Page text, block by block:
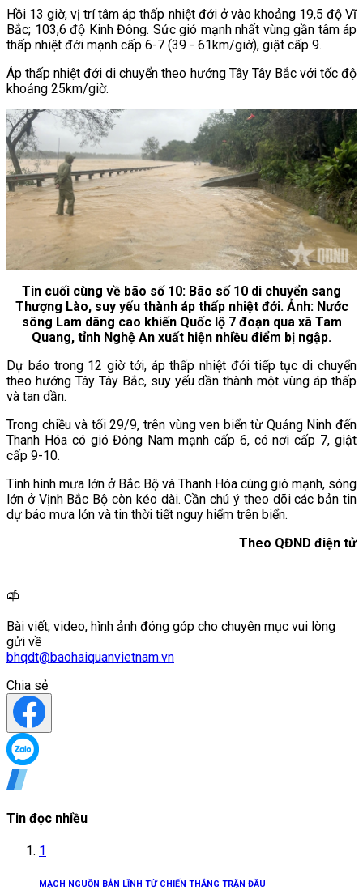
Hồi 13 giờ, vị trí tâm áp thấp nhiệt đới ở vào khoảng 19,5 độ Vĩ
Bắc; 103,6 độ Kinh Đông. Sức gió mạnh nhất vùng gần tâm áp
thấp nhiệt đới mạnh cấp 6-7 (39 - 61km/giờ), giật cấp 9.
Áp thấp nhiệt đới di chuyển theo hướng Tây Tây Bắc với tốc độ
khoảng 25km/giờ.
Tin cuối cùng về bão số 10: Bão số 10 di chuyển sang
Thượng Lào, suy yếu thành áp thấp nhiệt đới. Ảnh: Nước
sông Lam dâng cao khiến Quốc lộ 7 đoạn qua xã Tam
Quang, tỉnh Nghệ An xuất hiện nhiều điểm bị ngập.
Dự báo trong 12 giờ tới, áp thấp nhiệt đới tiếp tục di chuyển
theo hướng Tây Tây Bắc, suy yếu dần thành một vùng áp thấp
và tan dần.
Trong chiều và tối 29/9, trên vùng ven biển từ Quảng Ninh đến
Thanh Hóa có gió Đông Nam mạnh cấp 6, có nơi cấp 7, giật
cấp 9-10.
Tình hình mưa lớn ở Bắc Bộ và Thanh Hóa cùng gió mạnh, sóng
lớn ở Vịnh Bắc Bộ còn kéo dài. Cần chú ý theo dõi các bản tin
dự báo mưa lớn và tin thời tiết nguy hiểm trên biển.
Theo QĐND điện tử
Bài viết, video, hình ảnh đóng góp cho chuyên mục vui lòng
gửi về
bhqdt@baohaiquanvietnam.vn
Chia sẻ
Tin đọc nhiều
1
MẠCH NGUỒN BẢN LĨNH TỪ CHIẾN THẮNG TRẬN ĐẦU